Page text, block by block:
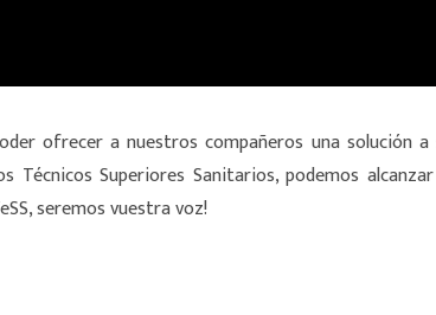
ofrecer a nuestros compañeros una solución a
Técnicos Superiores Sanitarios, podemos
seremos vuestra voz!